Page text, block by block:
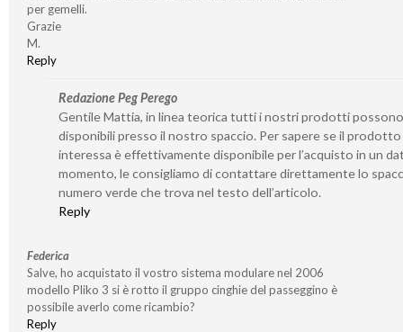
per gemelli.
Grazie
M.
Reply
Redazione Peg Perego
Gentile Mattia, in linea teorica tutti i nostri prodotti
disponibili presso il nostro spaccio. Per sapere se il prodotto
interessa è effettivamente disponibile per l’acquisto in un
momento, le consigliamo di contattare direttamente lo
numero verde che trova nel testo dell’articolo.
Reply
Federica
Salve, ho acquistato il vostro sistema modulare nel 2006
modello Pliko 3 si è rotto il gruppo cinghie del passeggino è
possibile averlo come ricambio?
Reply